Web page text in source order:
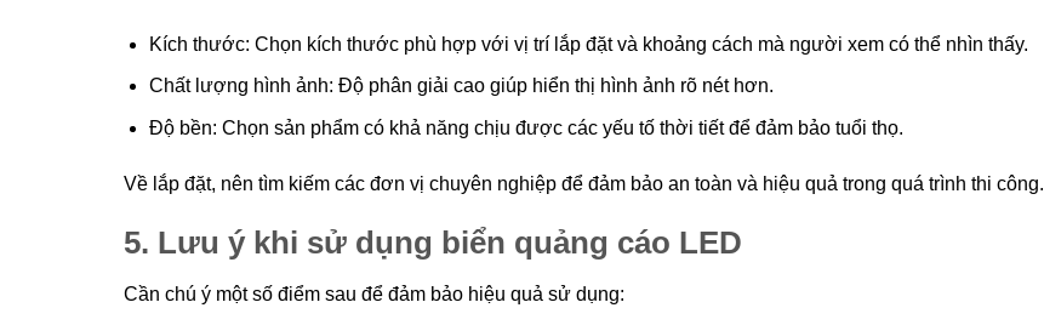
Kích thước: Chọn kích thước phù hợp với vị trí lắp đặt và khoảng cách mà người xem có thể nhìn thấy.
Chất lượng hình ảnh: Độ phân giải cao giúp hiển thị hình ảnh rõ nét hơn.
Độ bền: Chọn sản phẩm có khả năng chịu được các yếu tố thời tiết để đảm bảo tuổi thọ.
Về lắp đặt, nên tìm kiếm các đơn vị chuyên nghiệp để đảm bảo an toàn và hiệu quả trong quá trình thi công.
5. Lưu ý khi sử dụng biển quảng cáo LED
Cần chú ý một số điểm sau để đảm bảo hiệu quả sử dụng: